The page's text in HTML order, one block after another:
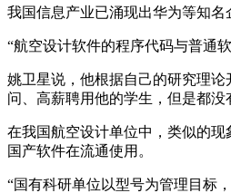
我国信息产业已涌现出华为等知名
“航空设计软件的程序代码与普通
姚卫星说，他根据自己的研究理
问、高薪聘用他的学生，但是都没
在我国航空设计单位中，类似的
国产软件在流通使用。
“国有科研单位以型号为管理目标